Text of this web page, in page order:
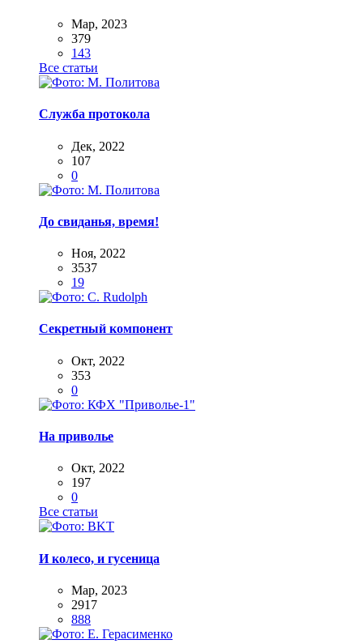
Мар, 2023
379
143
Все статьи
Служба протокола
Дек, 2022
107
0
До свиданья, время!
Ноя, 2022
3537
19
Секретный компонент
Окт, 2022
353
0
На приволье
Окт, 2022
197
0
Все статьи
И колесо, и гусеница
Мар, 2023
2917
888